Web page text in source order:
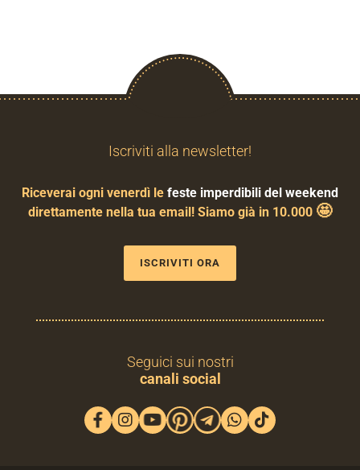
Iscriviti alla newsletter!
Riceverai ogni venerdì le feste imperdibili del weekend
direttamente nella tua email! Siamo già in 10.000 🤩
ISCRIVITI ORA
Seguici sui nostri
canali social